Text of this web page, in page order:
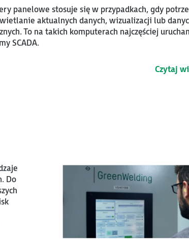
panelowe stosuje się w przypadkach, gdy
aktualnych danych, wizualizacji lub
To na takich komputerach najczęściej
SCADA.
Czytaj
Do